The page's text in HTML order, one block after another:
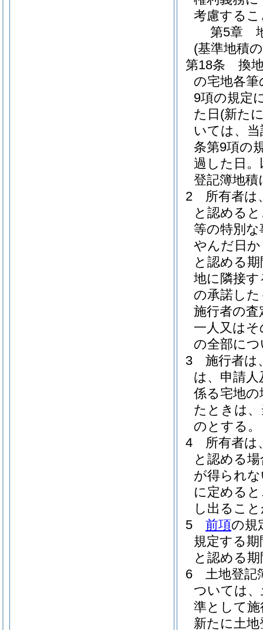
考慮する
第5章
(基準地積
第18条
換
の宅地各筆
9項の規定
た日 (新た
いては、
条第9項の
過した日。
登記簿地
2
所有者は
と認める
等の特別
やんだ日
と認める
地に隣接
の承諾し
施行者の
一人又は
の全部に
3
施行者は
は、申請
係る宅地
たときは
のとする。
4
所有者は
と認める
が得られ
に定める
し出るこ
5
前項の規
規定する
と認める
6
土地登記
ついては
準として
新たに土